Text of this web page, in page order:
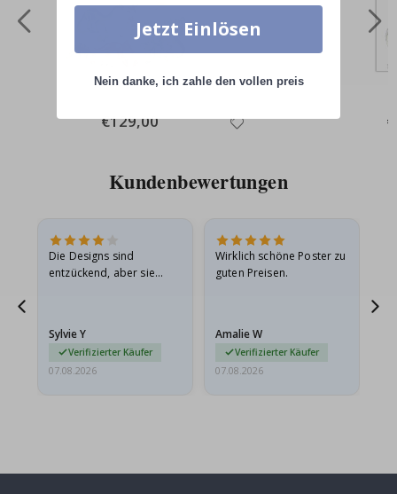
Special
Price
€129,00
Kundenbewertungen
Die Designs sind
entzückend, aber sie
sie…
Sylvie Y
Verifizierter Käufer
07.08.2026
Wirklich schöne Poster zu
guten Preisen.
Amalie W
Verifizierter Käufer
07.08.2026
Jetzt Einlösen
Nein danke, ich zahle den vollen preis